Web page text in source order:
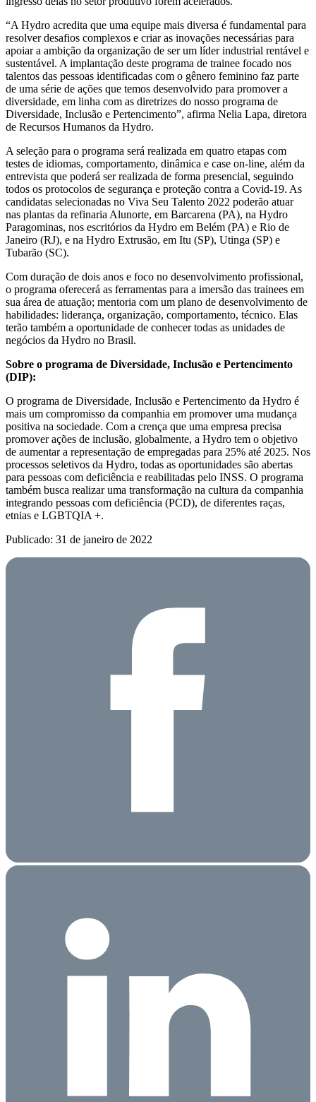
“A Hydro acredita que uma equipe mais diversa é fundamental para
resolver desafios complexos e criar as inovações necessárias para
apoiar a ambição da organização de ser um líder industrial rentável e
sustentável. A implantação deste programa de trainee focado nos
talentos das pessoas identificadas com o gênero feminino faz parte
de uma série de ações que temos desenvolvido para promover a
diversidade, em linha com as diretrizes do nosso programa de
Diversidade, Inclusão e Pertencimento”, afirma Nelia Lapa, diretora
de Recursos Humanos da Hydro.
A seleção para o programa será realizada em quatro etapas com
testes de idiomas, comportamento, dinâmica e case on-line, além da
entrevista que poderá ser realizada de forma presencial, seguindo
todos os protocolos de segurança e proteção contra a Covid-19. As
candidatas selecionadas no Viva Seu Talento 2022 poderão atuar
nas plantas da refinaria Alunorte, em Barcarena (PA), na Hydro
Paragominas, nos escritórios da Hydro em Belém (PA) e Rio de
Janeiro (RJ), e na Hydro Extrusão, em Itu (SP), Utinga (SP) e
Tubarão (SC).
Com duração de dois anos e foco no desenvolvimento profissional,
o programa oferecerá as ferramentas para a imersão das trainees em
sua área de atuação; mentoria com um plano de desenvolvimento de
habilidades: liderança, organização, comportamento, técnico. Elas
terão também a oportunidade de conhecer todas as unidades de
negócios da Hydro no Brasil.
Sobre o programa de Diversidade, Inclusão e Pertencimento
(DIP):
O programa de Diversidade, Inclusão e Pertencimento da Hydro é
mais um compromisso da companhia em promover uma mudança
positiva na sociedade. Com a crença que uma empresa precisa
promover ações de inclusão, globalmente, a Hydro tem o objetivo
de aumentar a representação de empregadas para 25% até 2025. Nos
processos seletivos da Hydro, todas as oportunidades são abertas
para pessoas com deficiência e reabilitadas pelo INSS. O programa
também busca realizar uma transformação na cultura da companhia
integrando pessoas com deficiência (PCD), de diferentes raças,
etnias e LGBTQIA +.
Publicado: 31 de janeiro de 2022